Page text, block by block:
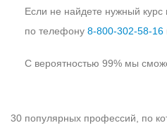
Если не найдете нужный курс
по телефону 8‑800‑302‑58‑16
С вероятностью 99% мы
30 популярных профессий, по